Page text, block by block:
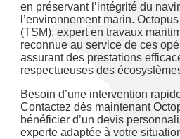
en préservant l’intégrité du
l’environnement marin.
(TSM), expert en travaux
reconnue au service de ces
assurant des prestations
respectueuses des
Besoin d’une intervention
Contactez dès maintenant
bénéficier d’un devis
experte adaptée à votre